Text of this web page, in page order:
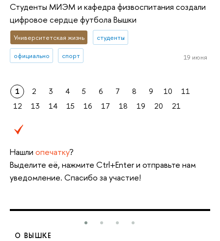
Студенты МИЭМ и кафедра физвоспитания создали
цифровое сердце футбола Вышки
Университетская жизнь студенты
официально спорт 19 июня
1 2 3 4 5 6 7 8 9 10
11
12
13 14 15 16 17 18 19 20 21
Нашли опечатку?
Выделите её, нажмите Ctrl+Enter и отправьте нам
уведомление. Спасибо за участие!
О ВЫШКЕ